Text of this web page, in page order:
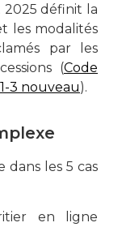
2025 définit la
les modalités
par les
(Code
3 nouveau).
dans les 5 cas
en ligne